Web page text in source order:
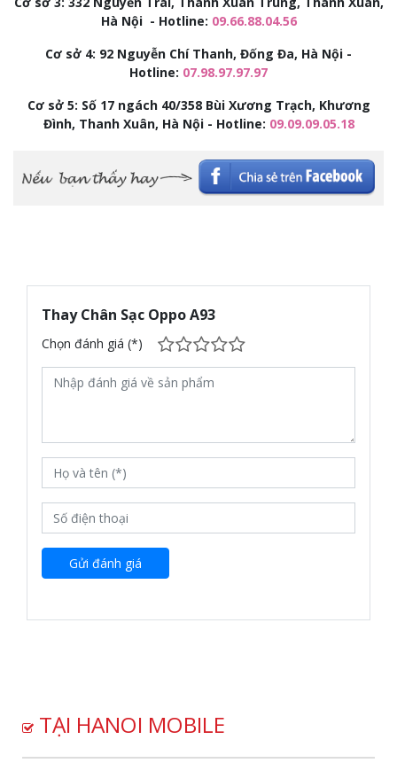
Hà Nội - Hotline: 09.66.88.04.56
Cơ sở 4: 92 Nguyễn Chí Thanh, Đống Đa, Hà Nội -
Hotline: 07.98.97.97.97
Cơ sở 5: Số 17 ngách 40/358 Bùi Xương Trạch, Khương
Đình, Thanh Xuân, Hà Nội - Hotline: 09.09.09.05.18
Thay Chân Sạc Oppo A93
Chọn đánh giá (*)
Gửi đánh giá
TẠI HANOI MOBILE